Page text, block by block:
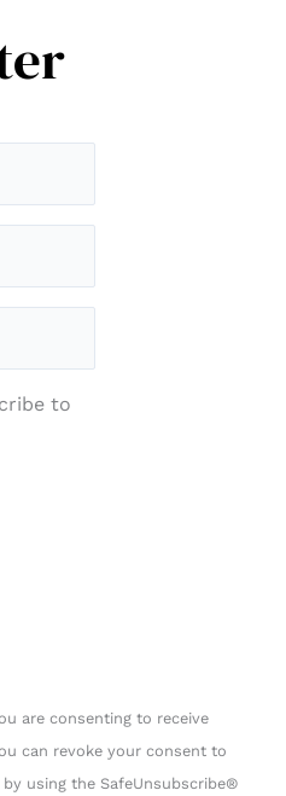
to
are consenting to receive
can revoke your consent to
using the SafeUnsubscribe®